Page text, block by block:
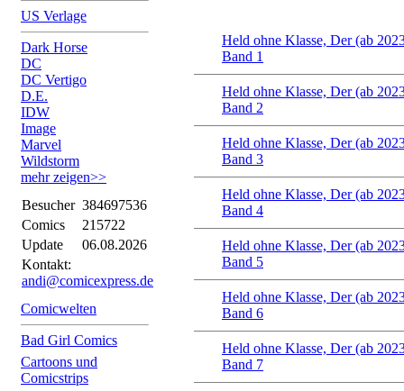
US Verlage
Dark Horse
DC
DC Vertigo
D.E.
IDW
Image
Marvel
Wildstorm
mehr zeigen>>
Besucher 384697536
Comics
215722
Update
06.08.2026
Kontakt:
andi@comicexpress.de
Comicwelten
Bad Girl Comics
Cartoons und
Comicstrips
Held ohne Klasse, Der (ab
Band 1
Held ohne Klasse, Der (ab
Band 2
Held ohne Klasse, Der (ab
Band 3
Held ohne Klasse, Der (ab
Band 4
Held ohne Klasse, Der (ab
Band 5
Held ohne Klasse, Der (ab
Band 6
Held ohne Klasse, Der (ab
Band 7